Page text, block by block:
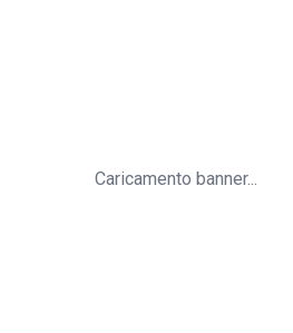
Caricamento banner...